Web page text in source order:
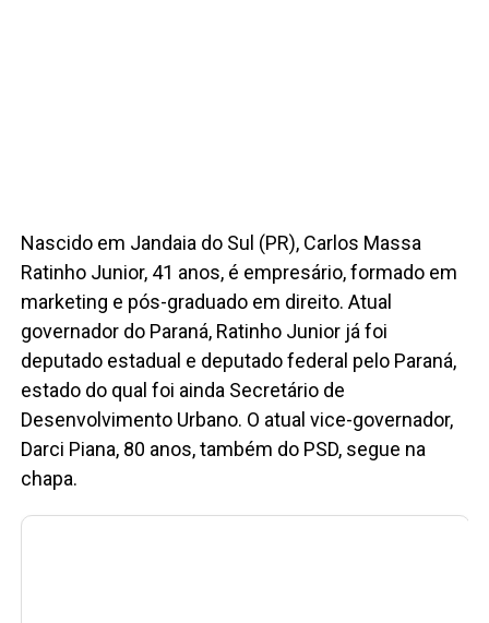
Nascido em Jandaia do Sul (PR), Carlos Massa
Ratinho Junior, 41 anos, é empresário, formado em
marketing e pós-graduado em direito. Atual
governador do Paraná, Ratinho Junior já foi
deputado estadual e deputado federal pelo Paraná,
estado do qual foi ainda Secretário de
Desenvolvimento Urbano. O atual vice-governador,
Darci Piana, 80 anos, também do PSD, segue na
chapa.